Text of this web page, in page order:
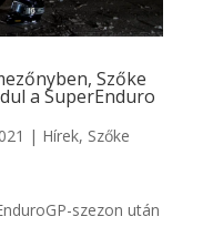
Szőke
a SuperEnduro
| Hírek, Szőke
szezon után